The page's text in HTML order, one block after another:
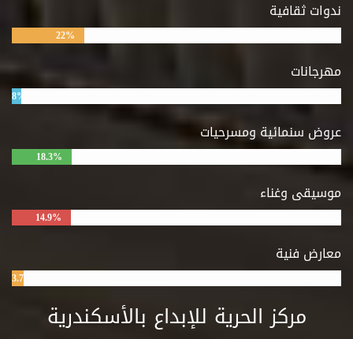
ندوات ثقافية
22%
مهرجانات
8%
عروض سنمائية ومسرحيات
18.3%
موسيقى وغناء
14.9%
معارض فنية
3.7%
مركز الحرية للإبداع بالأسكندرية